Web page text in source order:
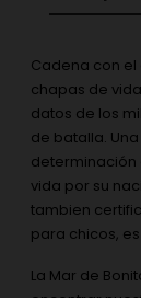
Cadena con
chapas de
datos de los
de batalla.
determinación
vida por su
tambien
para chicos,
La Mar de